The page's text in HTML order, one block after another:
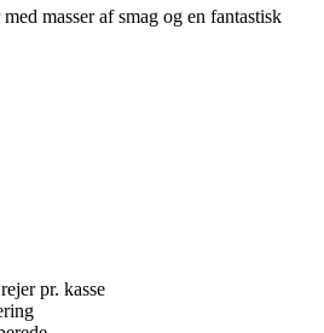
masser af smag og en fantastisk
pr. kasse